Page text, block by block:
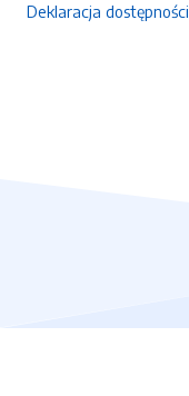
Deklaracja dostępności